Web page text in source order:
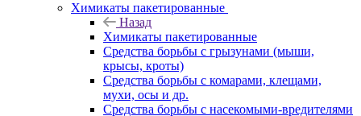
Химикаты пакетированные
Назад
Химикаты пакетированные
Средства борьбы с грызунами (мыши,
крысы, кроты)
Средства борьбы с комарами, клещами,
мухи, осы и др.
Средства борьбы с насекомыми-вредителями